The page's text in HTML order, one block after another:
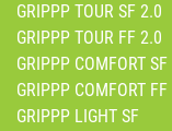
GRIPPP TOUR SF 2.0
GRIPPP TOUR FF 2.0
GRIPPP COMFORT SF
GRIPPP COMFORT FF
GRIPPP LIGHT SF